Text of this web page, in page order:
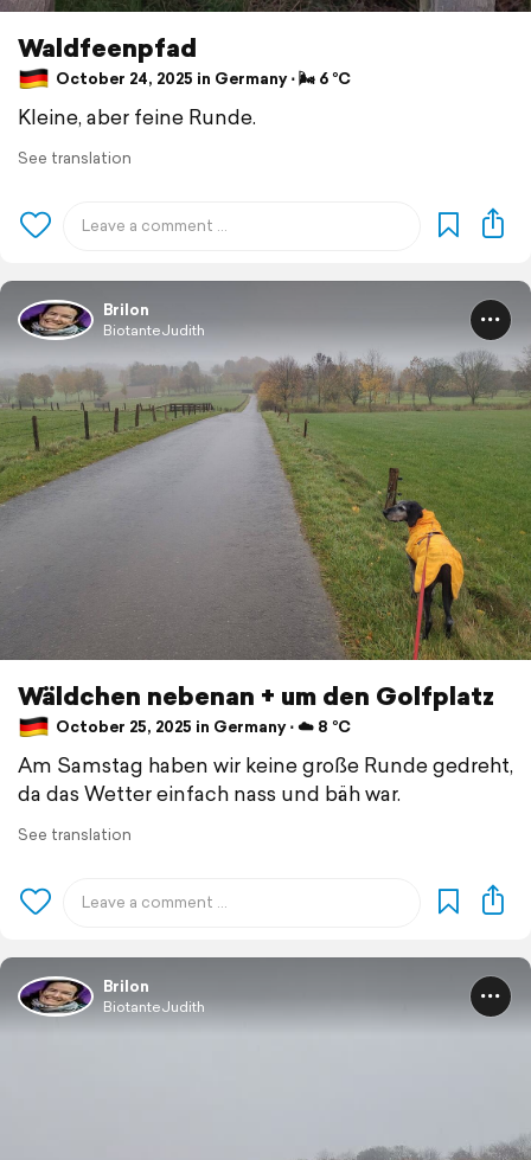
Waldfeenpfad
October 24, 2025 in Germany ⋅ 🌬 6 °C
Kleine, aber feine Runde.
See translation
Brilon
BiotanteJudith
Wäldchen nebenan + um den Golfplatz
October 25, 2025 in Germany ⋅ ☁️ 8 °C
Am Samstag haben wir keine große Runde gedreht,
da das Wetter einfach nass und bäh war.
See translation
Brilon
BiotanteJudith